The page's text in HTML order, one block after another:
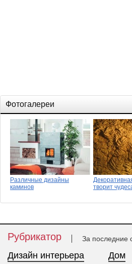
Фотогалереи
Различные дизайны
каминов
творит
Рубрикатор За последние
Дизайн интерьера Дом